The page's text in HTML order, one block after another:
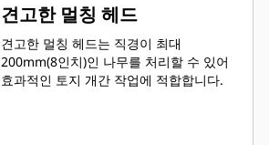
견고한 멀칭 헤드
견고한 멀칭 헤드는 직경이 최대
200mm(8인치)인 나무를 처리할 수 있어
효과적인 토지 개간 작업에 적합합니다.